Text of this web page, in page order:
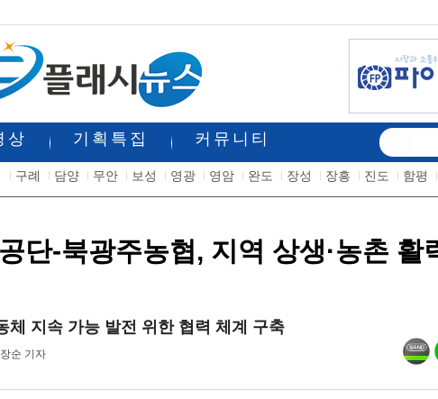
상 기획특집 커뮤니티
구례 담양 무안 보성 영광 영암 완도 장성 장흥 진도 함평
단-북광주농협, 지역 상생·농촌 활
체 지속 가능 발전 위한 협력 체계 구축
순 기자